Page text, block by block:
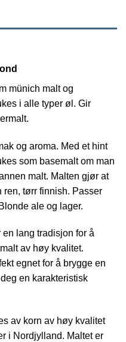
münich malt og
i alle typer øl. Gir
og aroma. Med et hint
som basemalt om man
malt. Malten gjør at
ren, tørr finnish. Passer
ale og lager.
lang tradisjon for å
av høy kvalitet.
egnet for å brygge en
en karakteristisk
av korn av høy kvalitet
i Nordjylland. Maltet er